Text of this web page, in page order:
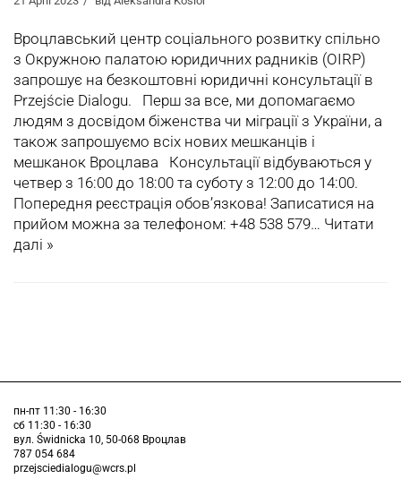
Вроцлавський центр соціального розвитку спільно
з Окружною палатою юридичних радників (OIRP)
запрошує на безкоштовні юридичні консультації в
Przejście Dialogu. Перш за все, ми допомагаємо
людям з досвідом біженства чи міграції з України, а
також запрошуємо всіх нових мешканців і
мешканок Вроцлава Консультації відбуваються у
четвер з 16:00 до 18:00 та суботу з 12:00 до 14:00.
Попередня реєстрація обов’язкова! Записатися на
прийом можна за телефоном: +48 538 579… Читати
далі »
пн-пт 11:30 - 16:30
сб 11:30 - 16:30
вул. Świdnicka 10, 50-068 Вроцлав
787 054 684
przejsciedialogu@wcrs.pl